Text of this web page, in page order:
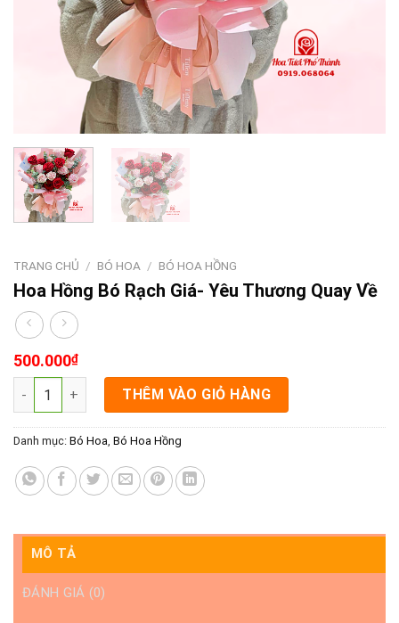
TRANG CHỦ / BÓ HOA / BÓ HOA HỒNG
Hoa Hồng Bó Rạch Giá- Yêu Thương Quay Về
500.000₫
Hoa Hồng Bó Rạch Giá- Yêu Thương Quay Về số lượng
THÊM VÀO GIỎ HÀNG
Danh mục: Bó Hoa, Bó Hoa Hồng
MÔ TẢ
ĐÁNH GIÁ (0)